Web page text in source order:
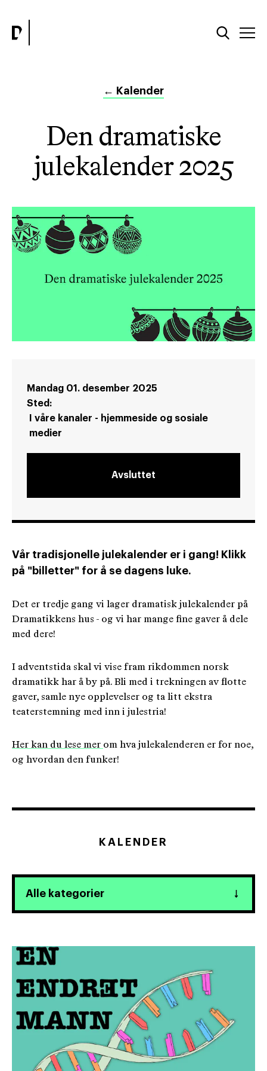
← Kalender
Den dramatiske
julekalender 2025
Mandag 01. desember 2025
Sted:
I våre kanaler - hjemmeside og sosiale
medier
Avsluttet
Vår tradisjonelle julekalender er i gang! Klikk
på "billetter" for å se dagens luke.
Det er tredje gang vi lager dramatisk julekalender på
Dramatikkens hus - og vi har mange fine gaver å dele
med dere!
I adventstida skal vi vise fram rikdommen norsk
dramatikk har å by på. Bli med i trekningen av flotte
gaver, samle nye opplevelser og ta litt ekstra
teaterstemning med inn i julestria!
Her kan du lese mer om hva julekalenderen er for noe,
og hvordan den funker!
KALENDER